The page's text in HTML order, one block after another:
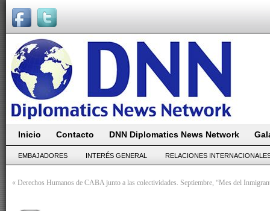
Inicio Contacto DNN Diplomatics News Network
EMBAJADORES INTERÉS GENERAL RELACIONES
« Derechos Humanos de CABA junto a las colectividades. Septiembre, “Mes del